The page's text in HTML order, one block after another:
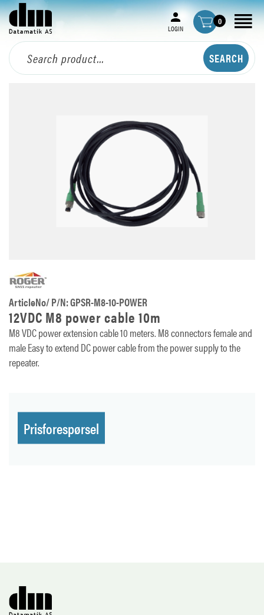
LOGIN
0
ArticleNo/ P/N: GPSR-M8-10-POWER
12VDC M8 power cable 10m
M8 VDC power extension cable 10 meters. M8 connectors female and
male Easy to extend DC power cable from the power supply to the
repeater.
Prisforespørsel